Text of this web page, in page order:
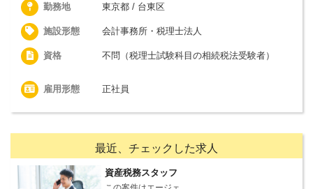
勤務地 東京都 / 台東区
施設形態 会計事務所・税理士法人
資格 不問（税理士試験科目の相続税法受験者）
雇用形態 正社員
最近、チェックした求人
資産税務スタッフ